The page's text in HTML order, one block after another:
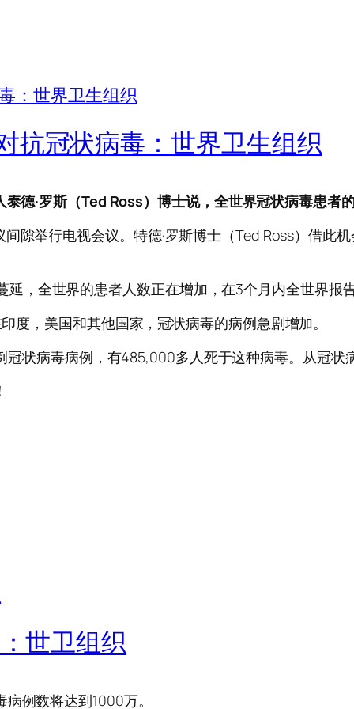
抗冠状病毒：世界卫生组织
德·罗斯（Ted Ross）博士说，全世界冠状病毒患者
隙举行电视会议。特德·罗斯博士（Ted Ross）借此
延，全世界的患者人数正在增加，在3个月内全世界报
度，美国和其他国家，冠状病毒的病例急剧增加。
状病毒病例，有485,000多人死于这种病毒。从冠状
世卫组织
例数将达到1000万。